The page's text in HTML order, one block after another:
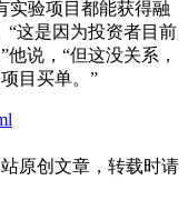
实验项目都能获得融
“这是因为投资者目前
说，“但这没关系，
目买单。”
原创文章，转载时请